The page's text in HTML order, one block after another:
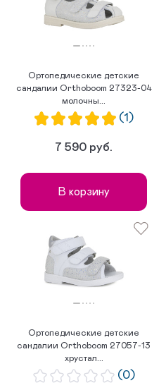
Ортопедические детские
сандалии Orthoboom 27323-04
молочны...
(1)
7 590 руб.
В корзину
Ортопедические детские
сандалии Orthoboom 27057-13
хрустал...
(0)